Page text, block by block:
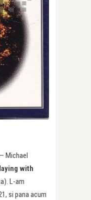
Michael
with
L-am
si pana acum